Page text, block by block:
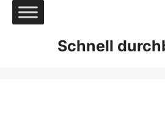
Zum
Inhalt
Schnell